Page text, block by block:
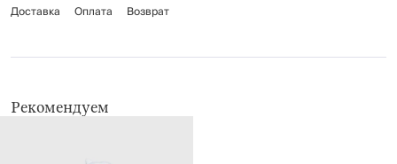
Материал: пластик, состав пластилина: вода, мука, пигмент.
Для детей старше 3-х лет.
Доставка
Оплата Возврат
Рекомендуем